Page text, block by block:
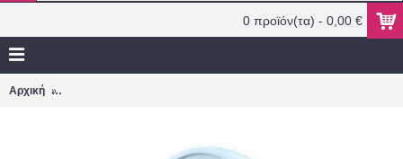
0 προϊόν(τα) - 0,00 €
Αρχική